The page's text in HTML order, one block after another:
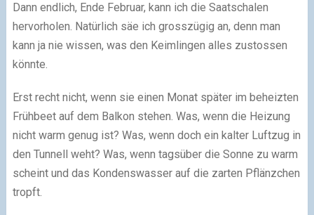
Dann endlich, Ende Februar, kann ich die Saatschalen
hervorholen. Natürlich säe ich grosszügig an, denn man
kann ja nie wissen, was den Keimlingen alles zustossen
könnte.
Erst recht nicht, wenn sie einen Monat später im beheizten
Frühbeet auf dem Balkon stehen. Was, wenn die Heizung
nicht warm genug ist? Was, wenn doch ein kalter Luftzug in
den Tunnell weht? Was, wenn tagsüber die Sonne zu warm
scheint und das Kondenswasser auf die zarten Pflänzchen
tropft.